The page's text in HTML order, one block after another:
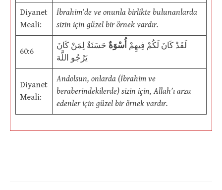
Diyanet
Meali:
İbrahim’de ve onunla birlikte bulunanlarda
sizin için güzel bir örnek vardır.
60:6
لَقَدْ كَانَ لَكُمْ فِيهِمْ أُسْوَةٌحَسَنَةٌ لِمَنْ كَانَ
يَرْجُو اللَّهَ
Diyanet
Meali:
Andolsun, onlarda (İbrahim ve
beraberindekilerde) sizin için, Allah’ı arzu
edenler için güzel bir örnek vardır.